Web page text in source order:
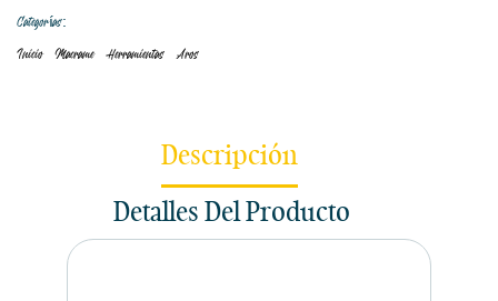
Categorías:
Inicio Macrame Herramientas Aros
Descripción
Detalles Del Producto